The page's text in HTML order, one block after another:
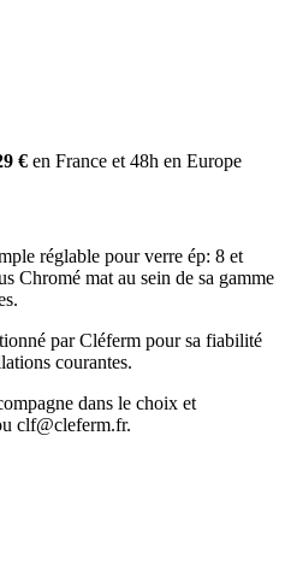
€ en France et 48h en Europe
réglable pour verre ép: 8 et
Chromé mat au sein de sa gamme
par Cléferm pour sa fiabilité
courantes.
dans le choix et
clf@cleferm.fr.